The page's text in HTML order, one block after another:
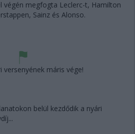
végén megfogta Leclerc-t, Hamilton
Sainz és Alonso.
versenyének máris vége!
belül kezdődik a nyári